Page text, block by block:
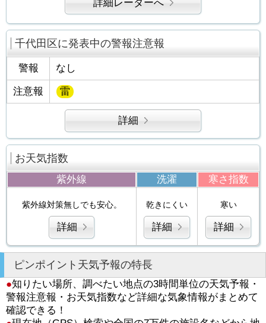
詳細レーダーへ
千代田区に発表中の警報注意報
警報 なし
注意報 雷
詳細
お天気指数
紫外線 洗濯 寒さ指数
紫外線対策無しでも安心。
詳細
乾きにくい
詳細
寒い
詳細
ピンポイント天気予報の特長
●知りたい場所、調べたい地点の3時間単位の天気予報・
警報注意報・お天気指数など詳細な気象情報がまとめて
確認できる！